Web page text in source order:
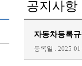
공지사항
자동차등록
등록일 : 2025-